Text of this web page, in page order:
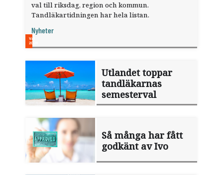
val till riksdag, region och kommun.
Tandläkartidningen har hela listan.
Nyheter
Utlandet toppar
tandläkarnas
semesterval
Så många har fått
godkänt av Ivo